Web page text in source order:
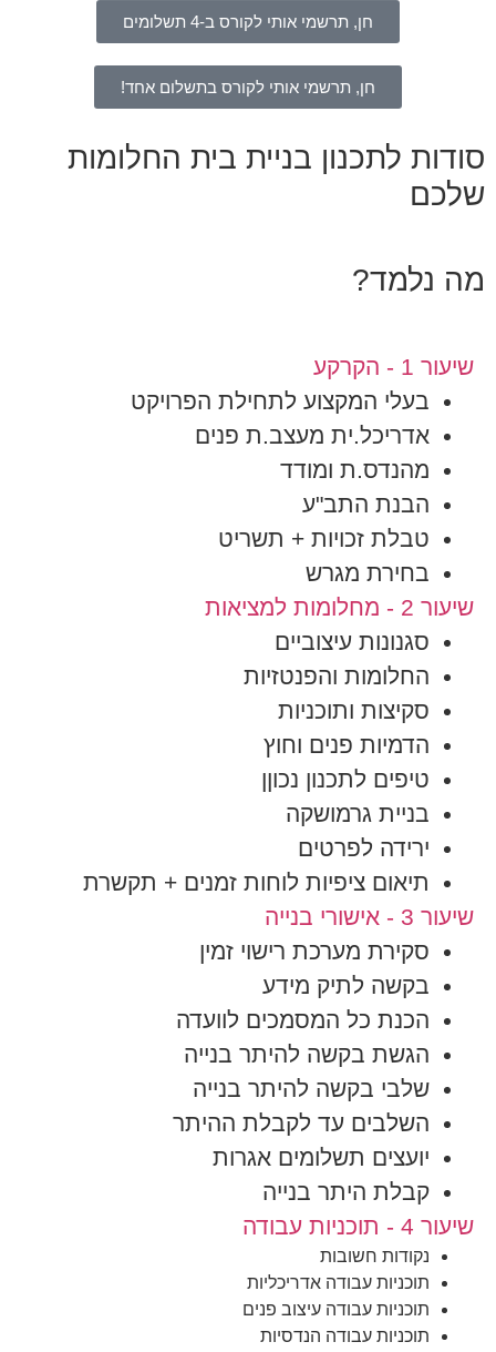
חן, תרשמי אותי לקורס ב-4 תשלומים
חן, תרשמי אותי לקורס בתשלום אחד!
סודות לתכנון בניית בית החלומות
שלכם
מה נלמד?
שיעור 1 - הקרקע
בעלי המקצוע לתחילת הפרויקט
אדריכל.ית מעצב.ת פנים
מהנדס.ת ומודד
הבנת התב"ע
טבלת זכויות + תשריט
בחירת מגרש
שיעור 2 - מחלומות למציאות
סגנונות עיצוביים
החלומות והפנטזיות
סקיצות ותוכניות
הדמיות פנים וחוץ
טיפים לתכנון נכוןן
בניית גרמושקה
ירידה לפרטים
תיאום ציפיות לוחות זמנים + תקשרת
שיעור 3 - אישורי בנייה
סקירת מערכת רישוי זמין
בקשה לתיק מידע
הכנת כל המסמכים לוועדה
הגשת בקשה להיתר בנייה
שלבי בקשה להיתר בנייה
השלבים עד לקבלת ההיתר
יועצים תשלומים אגרות
קבלת היתר בנייה
שיעור 4 - תוכניות עבודה
נקודות חשובות
תוכניות עבודה אדריכליות
תוכניות עבודה עיצוב פנים
תוכניות עבודה הנדסיות